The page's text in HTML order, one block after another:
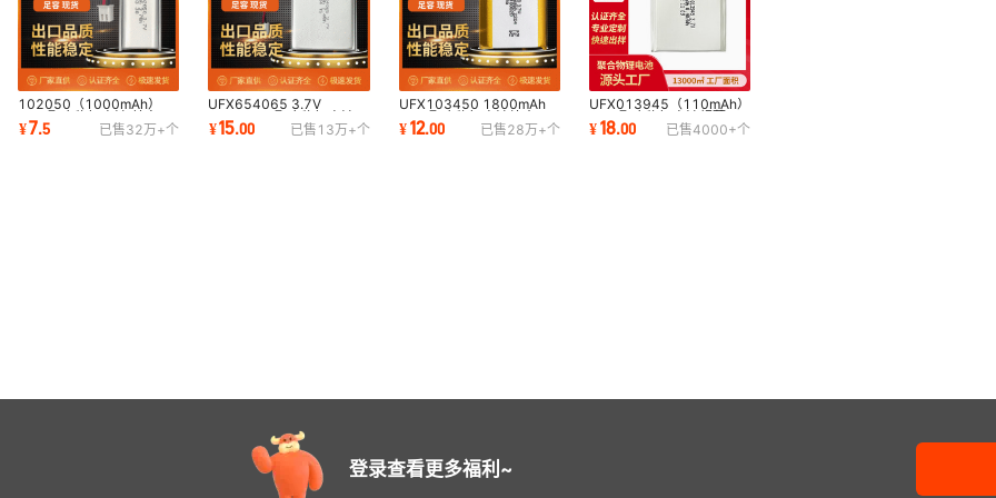
102050（1000mAh）
3.7V聚合物锂电池 美容仪
锂电池 UL KC认证电池
¥7.5 已售32万+个
UFX654065 3.7V
2000mAh 聚合物锂电池
KC电池 MSDS UN38.3电
¥15.00 已售 13万+个
UFX103450 1800mAh
3.7V聚合物锂电池补水仪
空气净化器 认证电池
¥12.00 已售28万+个
UFX013945（110mAh）
3.7V聚合物锂电池超薄无
磁性 厂牌电池
¥18.00 已售4000+个
登录查看更多福利~